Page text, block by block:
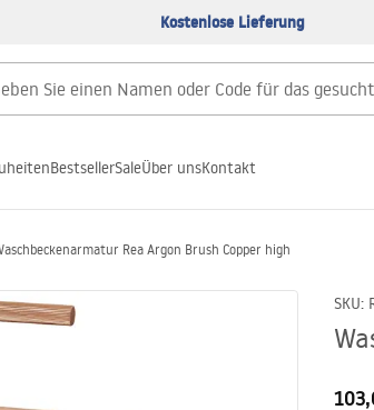
Kostenlose Lieferung
BestsellerSaleÜber unsKontakt
Rea Argon Brush Copper high
SKU: